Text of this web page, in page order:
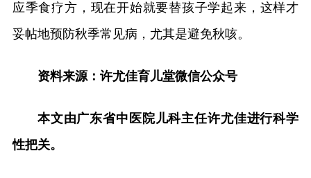
应季食疗方，现在开始就要替孩子学起来，这样才
妥帖地预防秋季常见病，尤其是避免秋咳。
资料来源：许尤佳育儿堂微信公众号
本文由广东省中医院儿科主任许尤佳进行科学
性把关。